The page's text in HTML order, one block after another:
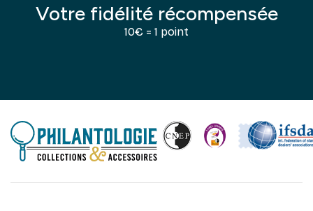
Votre fidélité récompensée
10€ = 1 point